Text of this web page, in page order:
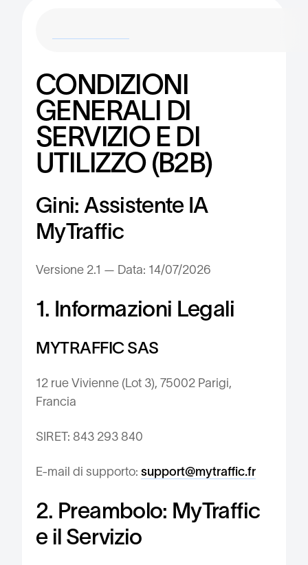
CONDIZIONI
GENERALI DI
SERVIZIO E DI
UTILIZZO (B2B)
Gini: Assistente IA
MyTraffic
Versione 2.1 — Data: 14/07/2026
1. Informazioni Legali
MYTRAFFIC SAS
12 rue Vivienne (Lot 3), 75002 Parigi,
Francia
SIRET: 843 293 840
E-mail di supporto: support@mytraffic.fr
2. Preambolo: MyTraffic
e il Servizio